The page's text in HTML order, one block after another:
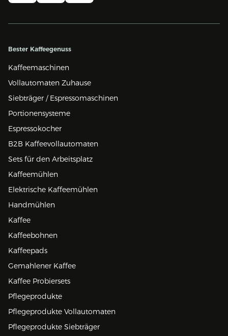
Bester Kaffeegenuss
Kaffeemaschinen
Vollautomaten Zuhause
Siebträger / Espressomaschinen
Portionensysteme
Espressokocher
B2B Kaffeevollautomaten
Sets für den Arbeitsplatz
Kaffeemühlen
Elektrische Kaffeemühlen
Handmühlen
Kaffee
Kaffeebohnen
Kaffeepads
Gemahlener Kaffee
Kaffee Probiersets
Pflegeprodukte
Pflegeprodukte Vollautomaten
Pflegeprodukte Siebträger